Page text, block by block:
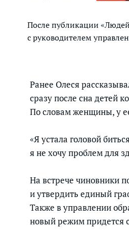
После публикации
с руководителем
Ранее Олеся
сразу после сна детей
По словам женщины, у
«Я устала головой
я не хочу проблем для
На встрече чиновники
и утвердить единый
Также в управлении
новый режим придется